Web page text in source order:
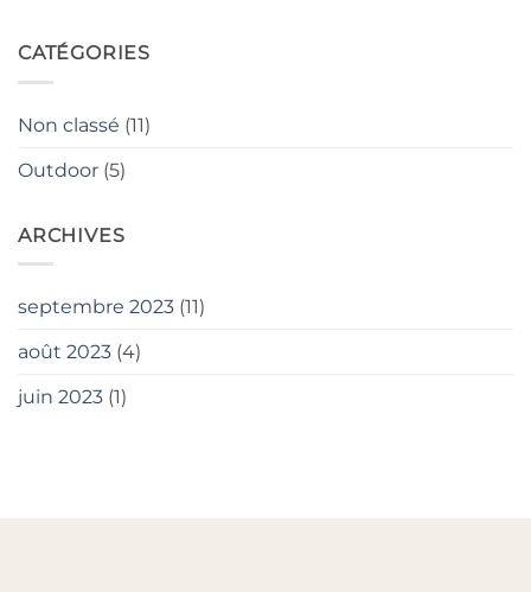
CATÉGORIES
Non classé (11)
Outdoor (5)
ARCHIVES
septembre 2023 (11)
août 2023 (4)
juin 2023 (1)